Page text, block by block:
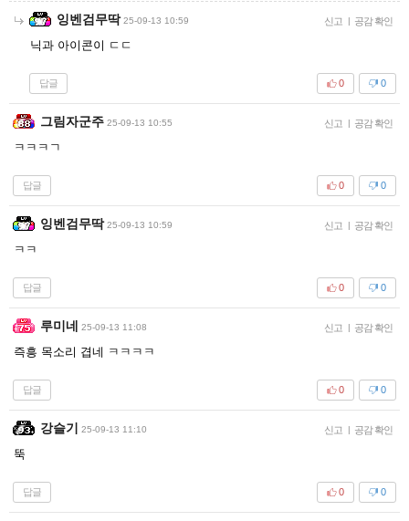
잉벤검무딱 25-09-13 10:59 신고 | 공감 확인
닉과 아이콘이 ㄷㄷ
답글 0
0
그림자군주 25-09-13 10:55 신고 | 공감 확인
ㅋㅋㅋㄱ
답글 0
0
잉벤검무딱 25-09-13 10:59 신고 | 공감 확인
ㅋㅋ
답글 0
0
루미네 25-09-13 11:08 신고 | 공감 확인
즉흥 목소리 겹네 ㅋㅋㅋㅋ
답글 0
0
강슬기 25-09-13 11:10 신고 | 공감 확인
뚝
답글 0
0